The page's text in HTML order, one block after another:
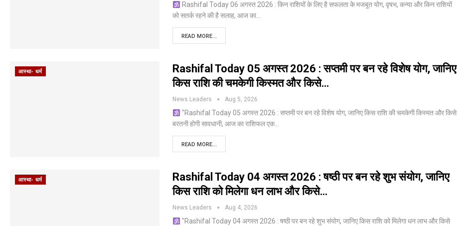
Rashifal Today 06 अगस्त 2026 : किन राशियों के लिए है सफलता के मजबूत योग, वृषभ, कन्या और किन राशियों
को सतर्क रहने की है सलाह, आज का…
READ MORE...
आस्था- धर्म
Rashifal Today 05 अगस्त 2026 : सप्तमी पर बन रहे विशेष योग, जानिए
किस राशि की चमकेगी किस्मत और किसे…
News Leaders Aug 5, 2026
"Rashifal Today 05 अगस्त 2026 : सप्तमी पर बन रहे विशेष योग, जानिए किस राशि की चमकेगी किस्मत और किसे
बरतनी होगी सावधानी, आज का राशिफल एक…
READ MORE...
आस्था- धर्म
Rashifal Today 04 अगस्त 2026 : षष्ठी पर बन रहे शुभ संयोग, जानिए
किस राशि को मिलेगा धन लाभ और किसे…
News Leaders Aug 4, 2026
"Rashifal Today 04 अगस्त 2026 : षष्ठी पर बन रहे शुभ संयोग, जानिए किस राशि को मिलेगा धन लाभ और किसे